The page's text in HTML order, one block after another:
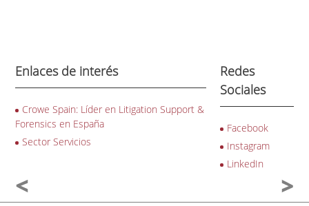
Enlaces de interés
Crowe Spain: Líder en Litigation Support &
Forensics en España
Sector Servicios
Redes
Sociales
Facebook
Instagram
LinkedIn